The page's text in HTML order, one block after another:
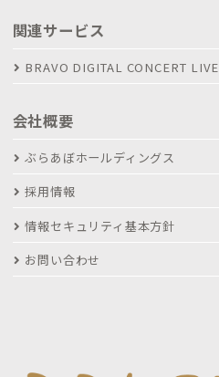
関連サービス
BRAVO DIGITAL CONCERT LIVE
会社概要
ぶらあぼホールディングス
採用情報
情報セキュリティ基本方針
お問い合わせ